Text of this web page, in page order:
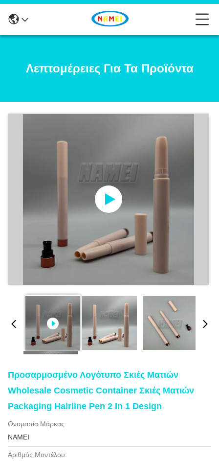
Λεπτομέρειες Για Τα Προϊόντα
Προσαρμοσμένο Λογότυπο Σκιές Ματιών
Wholesale Cosmetic Container Σκιές Ματιών
Packaging Hairline Pen 2 In 1 Design
Ονομασία Μάρκας:
NAMEI
Αριθμός Μοντέλου: